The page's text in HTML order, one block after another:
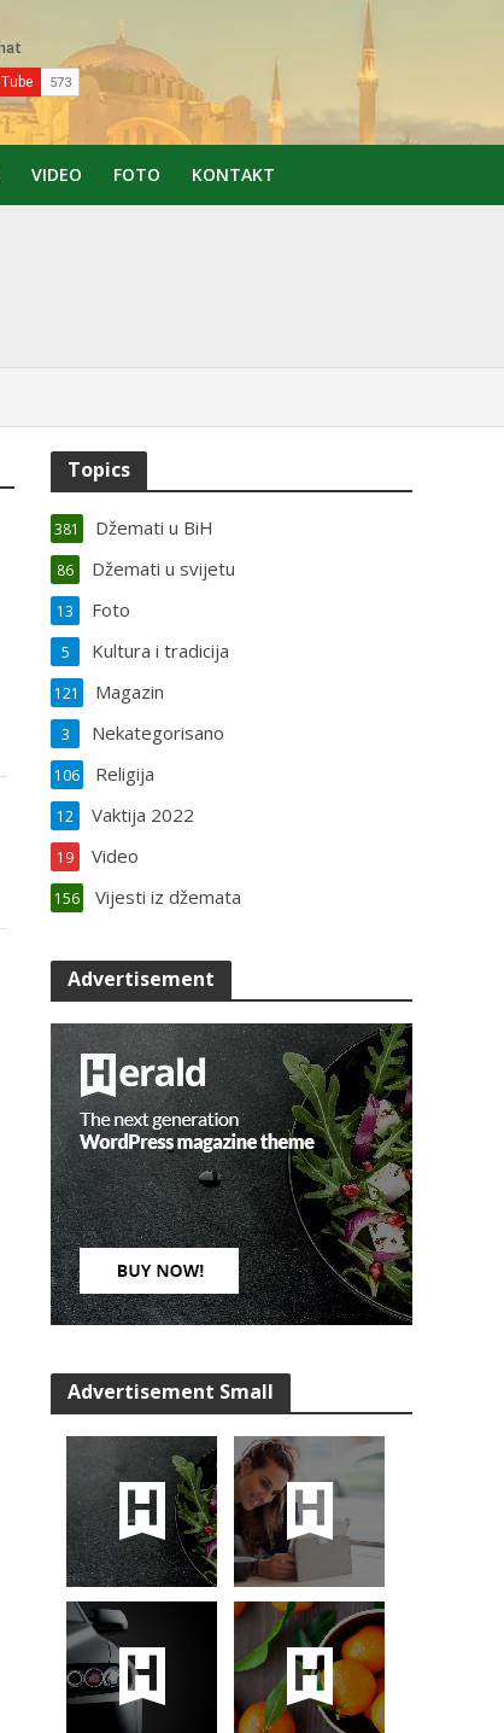
VIDEO FOTO KONTAKT
Topics
Džemati u BiH
381
Džemati u svijetu
86
Foto
13
Kultura i tradicija
5
Magazin
121
Nekategorisano
3
Religija
106
Vaktija 2022
12
Video
19
Vijesti iz džemata
156
Advertisement
Advertisement Small